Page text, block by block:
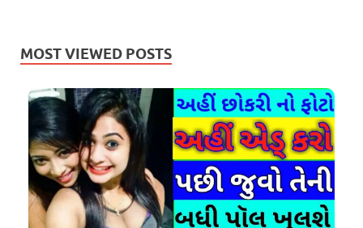
MOST VIEWED POSTS